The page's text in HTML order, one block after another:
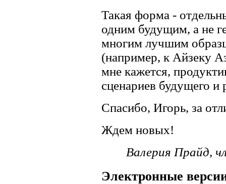
Такая форма -
одним будущим, а не
многим лучшим
(например, к Айзеку
мне кажется,
сценариев будущего
Спасибо, Игорь, за
Ждем новых!
Валерия Прайд,
Электронные